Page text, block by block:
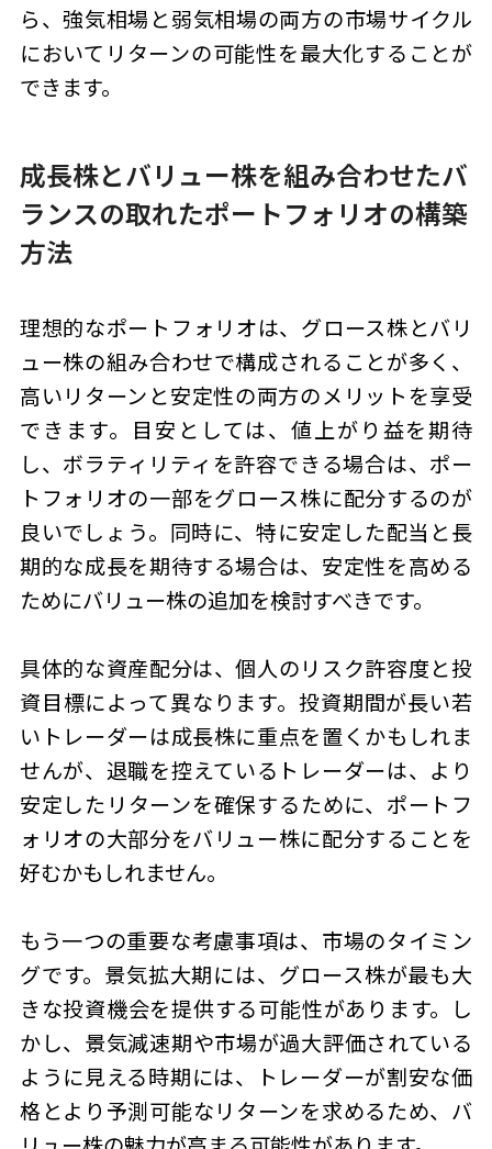
ら、強気相場と弱気相場の両方の市場サイクル
においてリターンの可能性を最大化することが
できます。
成長株とバリュー株を組み合わせたバ
ランスの取れたポートフォリオの構築
方法
理想的なポートフォリオは、グロース株とバリ
ュー株の組み合わせで構成されることが多く、
高いリターンと安定性の両方のメリットを享受
できます。目安としては、値上がり益を期待
し、ボラティリティを許容できる場合は、ポー
トフォリオの一部をグロース株に配分するのが
良いでしょう。同時に、特に安定した配当と長
期的な成長を期待する場合は、安定性を高める
ためにバリュー株の追加を検討すべきです。
具体的な資産配分は、個人のリスク許容度と投
資目標によって異なります。投資期間が長い若
いトレーダーは成長株に重点を置くかもしれま
せんが、退職を控えているトレーダーは、より
安定したリターンを確保するために、ポートフ
ォリオの大部分をバリュー株に配分することを
好むかもしれません。
もう一つの重要な考慮事項は、市場のタイミン
グです。景気拡大期には、グロース株が最も大
きな投資機会を提供する可能性があります。し
かし、景気減速期や市場が過大評価されている
ように見える時期には、トレーダーが割安な価
格とより予測可能なリターンを求めるため、バ